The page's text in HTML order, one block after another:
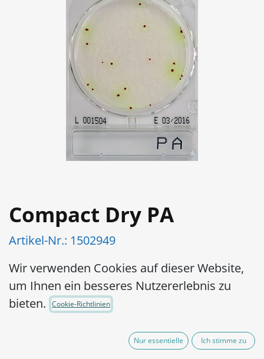
Compact Dry PA
Artikel-Nr.: 1502949
Gebrauchsfertige und leicht zu
handhabende Platte: Die Vorbereitung
des Mediums ist nicht erforderlich,
Medium und Vorbereitung des Mediums
Wir verwenden Cookies auf dieser Website,
um Ihnen ein besseres Nutzererlebnis zu
bieten.
Cookie-Richtlinien
Nur essentielle Ich stimme zu